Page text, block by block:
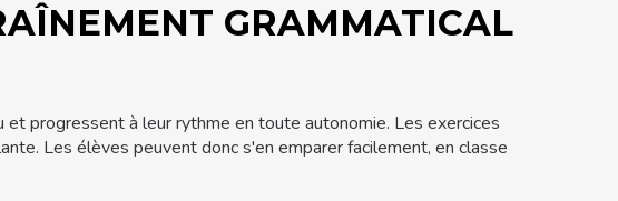
GRAMMATICAL
progressent à leur rythme en toute autonomie. Les exercices
Les élèves peuvent donc s'en emparer facilement, en classe